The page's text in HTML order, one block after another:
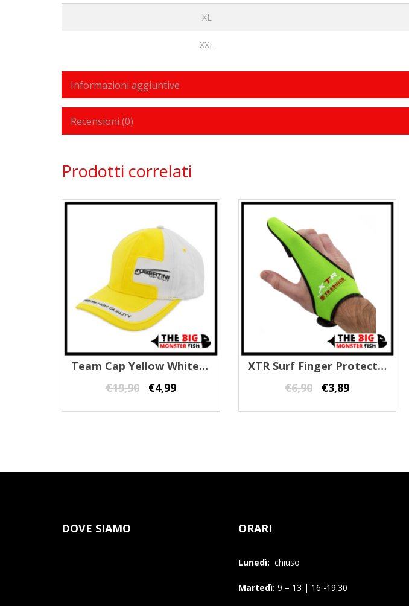
XL
XXL
Informazioni aggiuntive
Recensioni (0)
Prodotti correlati
Team Cap Yellow White Tubertini
€19,90 €4,99
XTR Surf Finger Protector Trabucco
€6,90 €3,89
DOVE SIAMO ORARI
Lunedì: chiuso
Martedì: 9 – 13 | 16 -19.30